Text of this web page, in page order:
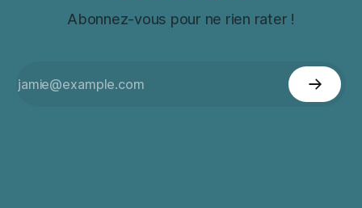
Abonnez-vous pour ne rien rater !